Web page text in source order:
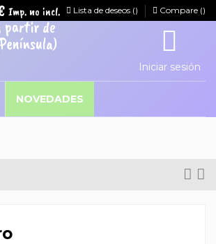
Lista de deseos () Compare ()
Iniciar sesión
NOVEDADES
Imp. no incl.
partir de